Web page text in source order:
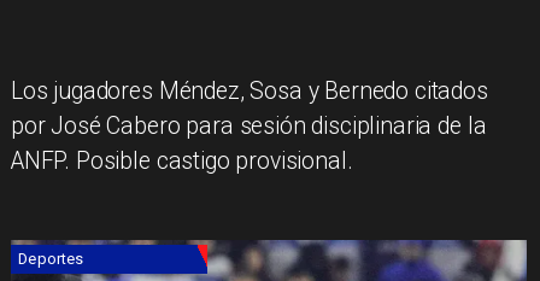
Los jugadores Méndez, Sosa y Bernedo citados
por José Cabero para sesión disciplinaria de la
ANFP. Posible castigo provisional.
Deportes